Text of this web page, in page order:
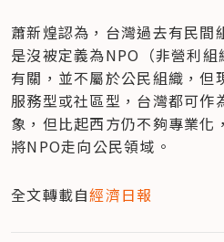
蕭新煌認為，台灣過去有民間
是沒被定義為NPO（非營利
有關，並不屬於公民組織，但
服務型或社區型，台灣都可作
象，但比起西方仍不夠專業化
將NPO走向公民領域。
全文轉載自經濟日報